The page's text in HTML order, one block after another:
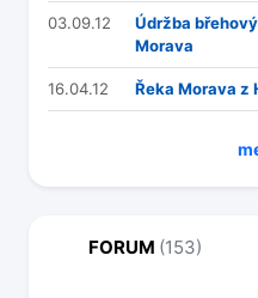
03.09.12
Údržba
Morava
16.04.12 Řeka Morava z
FORUM (153)